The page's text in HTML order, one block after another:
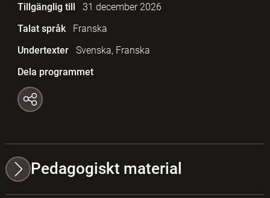
Tillgänglig till
31 december 2026
Talat språk
Franska
Undertexter
Svenska, Franska
Dela programmet
Pedagogiskt material